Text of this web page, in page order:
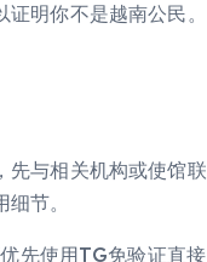
明你不是越南公民。
先与相关机构或使馆联
节。
先使用TG免验证直接